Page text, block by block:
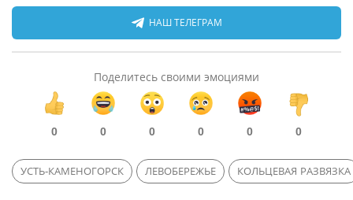
НАШ ТЕЛЕГРАМ
Поделитесь своими эмоциями
0 0 0 0 0 0
УСТЬ-КАМЕНОГОРСК ЛЕВОБЕРЕЖЬЕ КОЛЬЦЕВАЯ РАЗВЯЗКА